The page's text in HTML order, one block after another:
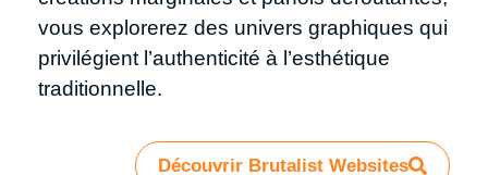
vous explorerez des univers graphiques qui
privilégient l’authenticité à l’esthétique
traditionnelle.
Découvrir Brutalist Websites